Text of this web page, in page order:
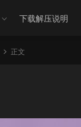
下载解压说明
正文